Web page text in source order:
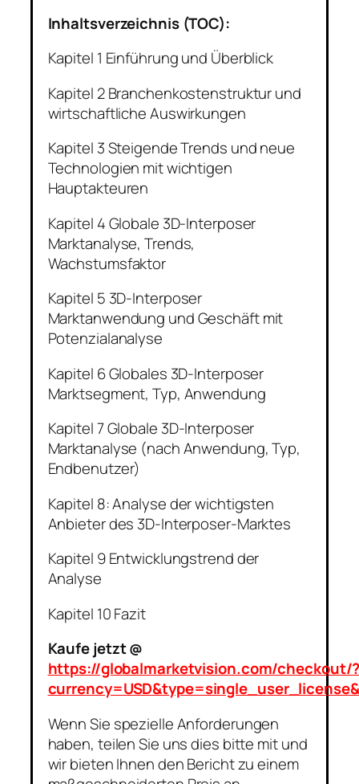
Inhaltsverzeichnis (TOC):
Kapitel 1 Einführung und Überblick
Kapitel 2 Branchenkostenstruktur und
wirtschaftliche Auswirkungen
Kapitel 3 Steigende Trends und neue
Technologien mit wichtigen
Hauptakteuren
Kapitel 4 Globale 3D-Interposer
Marktanalyse, Trends,
Wachstumsfaktor
Kapitel 5 3D-Interposer
Marktanwendung und Geschäft mit
Potenzialanalyse
Kapitel 6 Globales 3D-Interposer
Marktsegment, Typ, Anwendung
Kapitel 7 Globale 3D-Interposer
Marktanalyse (nach Anwendung, Typ,
Endbenutzer)
Kapitel 8: Analyse der wichtigsten
Anbieter des 3D-Interposer-Marktes
Kapitel 9 Entwicklungstrend der
Analyse
Kapitel 10 Fazit
Kaufe jetzt @
https://globalmarketvision.com/checkout/
Wenn Sie spezielle Anforderungen
haben, teilen Sie uns dies bitte mit und
wir bieten Ihnen den Bericht zu einem